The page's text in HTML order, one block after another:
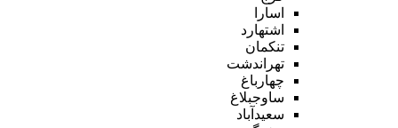
اسارا
اشتهارد
تنکمان
تهراندشت
چهارباغ
ساوجبلاغ
سعیدآباد